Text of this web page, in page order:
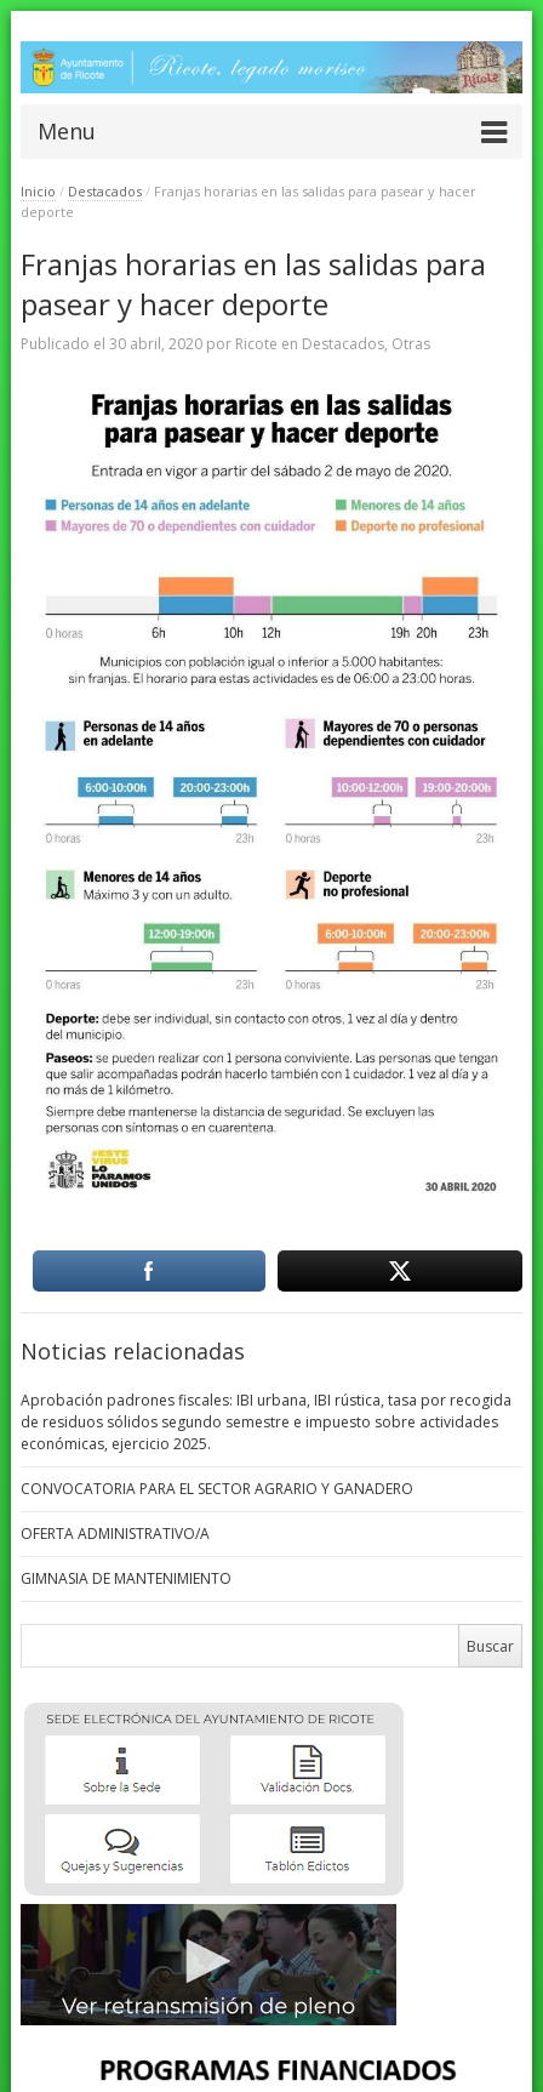
Menu
Inicio / Destacados / Franjas horarias en las salidas para pasear y hacer
deporte
Franjas horarias en las salidas para
pasear y hacer deporte
Publicado el 30 abril, 2020por Ricote en Destacados, Otras
Noticias relacionadas
Aprobación padrones fiscales: IBI urbana, IBI rústica, tasa por recogida
de residuos sólidos segundo semestre e impuesto sobre actividades
económicas, ejercicio 2025.
CONVOCATORIA PARA EL SECTOR AGRARIO Y GANADERO
OFERTA ADMINISTRATIVO/A
GIMNASIA DE MANTENIMIENTO